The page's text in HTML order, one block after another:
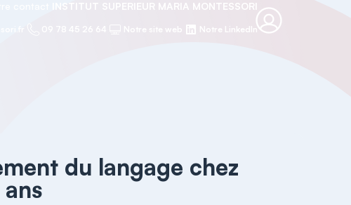
INSTITUT SUPERIEUR MARIA MONTESSORI
Notre site web Notre LinkedIn
du langage chez